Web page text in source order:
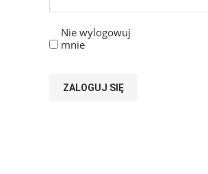
Nie wylogowuj
mnie
ZALOGUJ SIĘ